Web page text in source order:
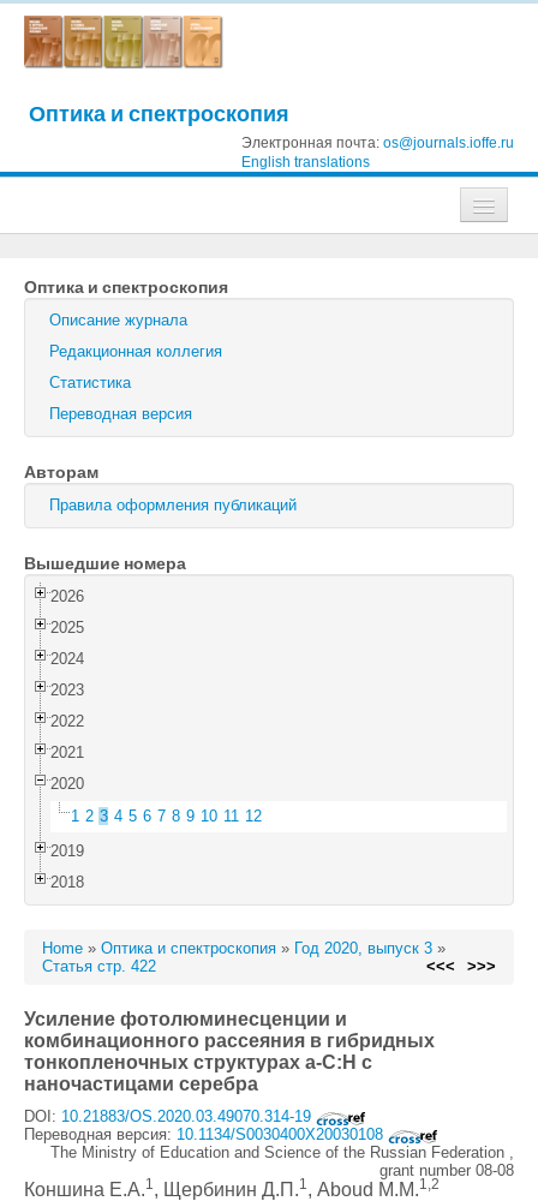
Оптика и спектроскопия
Электронная почта: os@journals.ioffe.ru
English translations
Журнал технической физики
Письма в Журнал технической физики
Физика твердого тела
Физика и техника полупроводников
Оптика и спектроскопия
Поиск
Войти
Оптика и спектроскопия
Описание журнала
Редакционная коллегия
Статистика
Переводная версия
Авторам
Правила оформления публикаций
Вышедшие номера
2026
2025
2024
2023
2022
2021
2020
1 2 3 4 5 6 7 8 9 10 11 12
2019
2018
Home » Оптика и спектроскопия » Год 2020, выпуск 3 »
Статья стр. 422
<<< >>>
Усиление фотолюминесценции и
комбинационного рассеяния в гибридных
тонкопленочных структурах a-C:H с
наночастицами серебра
DOI: 10.21883/OS.2020.03.49070.314-19
Переводная версия: 10.1134/S0030400X20030108
The Ministry of Education and Science of the Russian Federation ,
grant number 08-08
Коншина Е.А.1, Щербинин Д.П.1, Aboud M.M.1,2